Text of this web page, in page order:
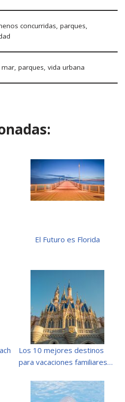
concurridas, parques,
mar, parques, vida urbana
El Futuro es Florida
Los 10 mejores destinos
para vacaciones familiares…